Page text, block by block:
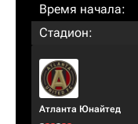
Время начала:
Стадион:
Атланта Юнайтед